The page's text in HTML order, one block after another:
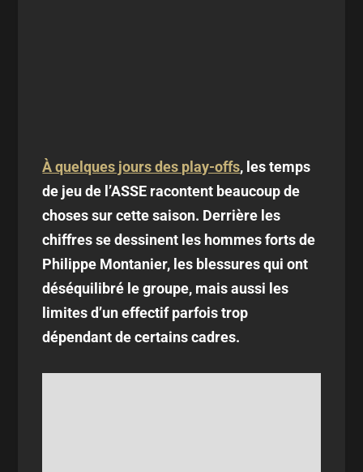
À quelques jours des play-offs, les temps
de jeu de l’ASSE racontent beaucoup de
choses sur cette saison. Derrière les
chiffres se dessinent les hommes forts de
Philippe Montanier, les blessures qui ont
déséquilibré le groupe, mais aussi les
limites d’un effectif parfois trop
dépendant de certains cadres.